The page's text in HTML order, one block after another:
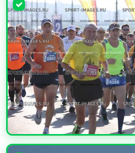
УВЕЛИЧИТЬ